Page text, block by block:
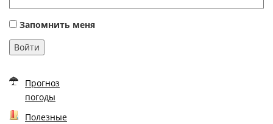
Запомнить меня
Войти
Прогноз
погоды
Полезные